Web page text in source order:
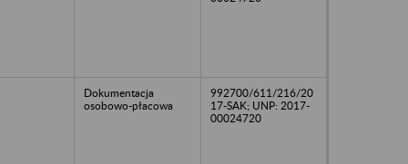
Dokumentacja
osobowo-płacowa
992700/611/216/20
17-SAK; UNP: 2017-
00024720